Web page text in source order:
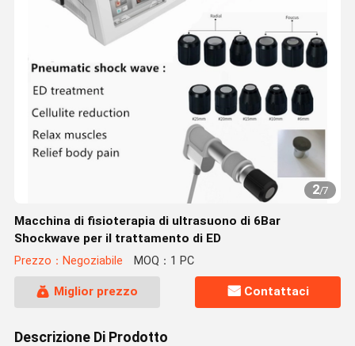
2/7
Macchina di fisioterapia di ultrasuono di 6Bar
Shockwave per il trattamento di ED
Prezzo：Negoziabile MOQ：1 PC
Miglior prezzo Contattaci
Descrizione Di Prodotto